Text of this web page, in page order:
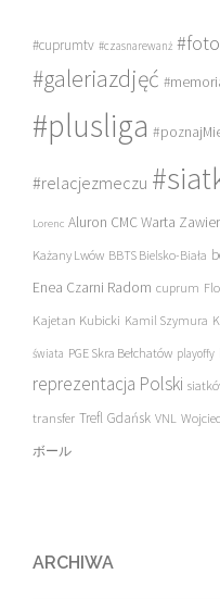
#cuprumtv #czasnarewanż
#galeriazdjęć
#plusliga
#relacjezmeczu
Lorenc Aluron CMC Warta
Każany Lwów BBTS Bielsko-Biała
Enea Czarni Radom cuprum
Kajetan Kubicki Kamil Szymura
świata PGE Skra Bełchatów playoffy
reprezentacja Polski
transfer Trefl Gdańsk VNL
ボール
ARCHIWA